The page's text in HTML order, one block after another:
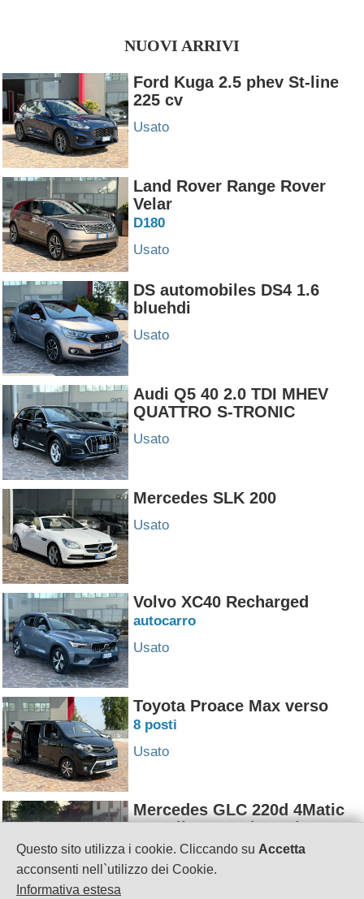
Questo sito utilizza i cookie. Cliccando su Accetta
acconsenti nell`utilizzo dei Cookie.
Informativa estesa
NUOVI ARRIVI
Ford Kuga 2.5 phev St-line
225 cv
Usato
Land Rover Range Rover
Velar
D180
Usato
DS automobiles DS4 1.6
bluehdi
Usato
Audi Q5 40 2.0 TDI MHEV
QUATTRO S-TRONIC
Usato
Mercedes SLK 200
Usato
Volvo XC40 Recharged
autocarro
Usato
Toyota Proace Max verso
8 posti
Usato
Mercedes GLC 220d 4Matic
AMG line Premium Plus
Usato